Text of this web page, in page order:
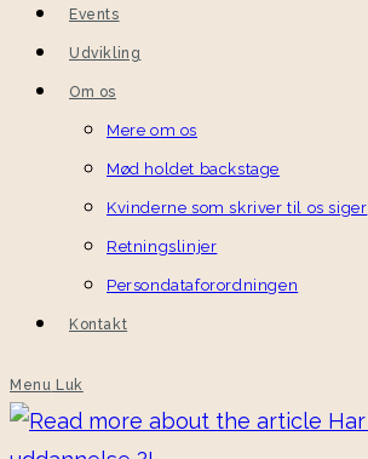
Events
Udvikling
Om os
Mere om os
Mød holdet backstage
Kvinderne som skriver til os siger
Retningslinjer
Persondataforordningen
Kontakt
Menu Luk